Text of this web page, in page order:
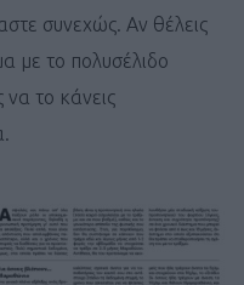
συνεχώς. Αν θέλεις
με το πολυσέλιδο
το κάνεις